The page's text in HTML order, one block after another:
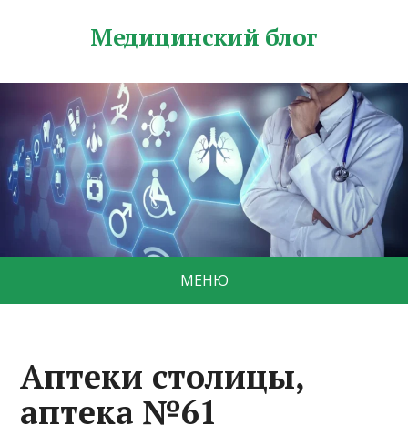
Медицинский блог
МЕНЮ
Аптеки столицы,
аптека №61